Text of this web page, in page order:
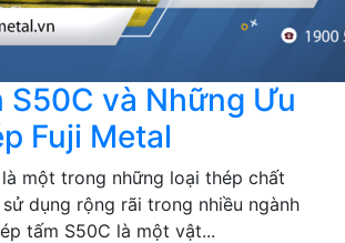
S50C và Những Ưu
Fuji Metal
một trong những loại thép chất
dụng rộng rãi trong nhiều ngành
tấm S50C là một vật...